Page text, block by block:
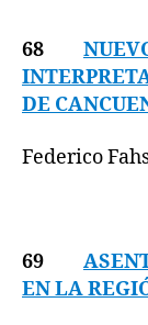
68
DE
Federico
69
EN LA